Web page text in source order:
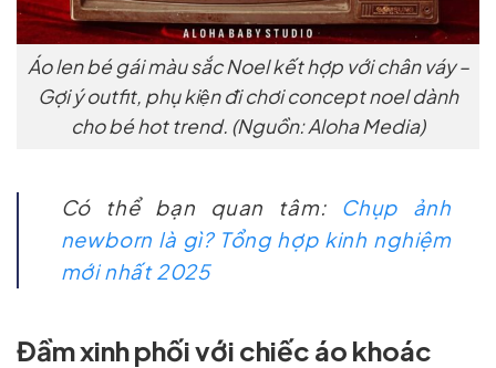
Áo len bé gái màu sắc Noel kết hợp với chân váy –
Gợi ý outfit, phụ kiện đi chơi concept noel dành
cho bé hot trend. (Nguồn: Aloha Media)
Có thể bạn quan tâm: Chụp ảnh
newborn là gì? Tổng hợp kinh nghiệm
mới nhất 2025
Đầm xinh phối với chiếc áo khoác